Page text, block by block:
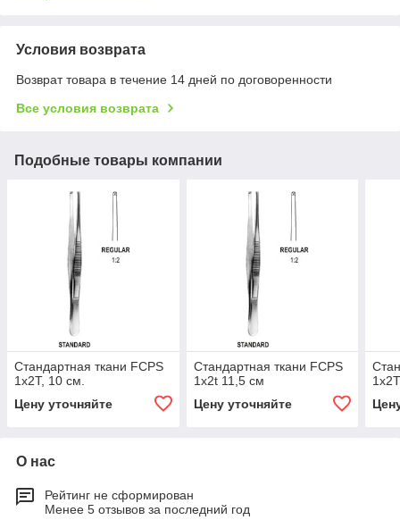
Условия возврата
Возврат товара в течение 14 дней по договоренности
Все условия возврата
Подобные товары компании
Стандартная ткани FCPS
1x2T, 10 см.
Цену уточняйте
Стандартная ткани FCPS
1x2t 11,5 см
Цену уточняйте
О нас
Рейтинг не сформирован
Менее 5 отзывов за последний год